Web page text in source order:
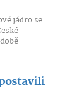
jádro se